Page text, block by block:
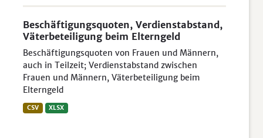
Beschäftigungsquoten, Verdienstabstand,
Väterbeteiligung beim Elterngeld
Beschäftigungsquoten von Frauen und Männern,
auch in Teilzeit; Verdienstabstand zwischen
Frauen und Männern, Väterbeteiligung beim
Elterngeld
CSV XLSX